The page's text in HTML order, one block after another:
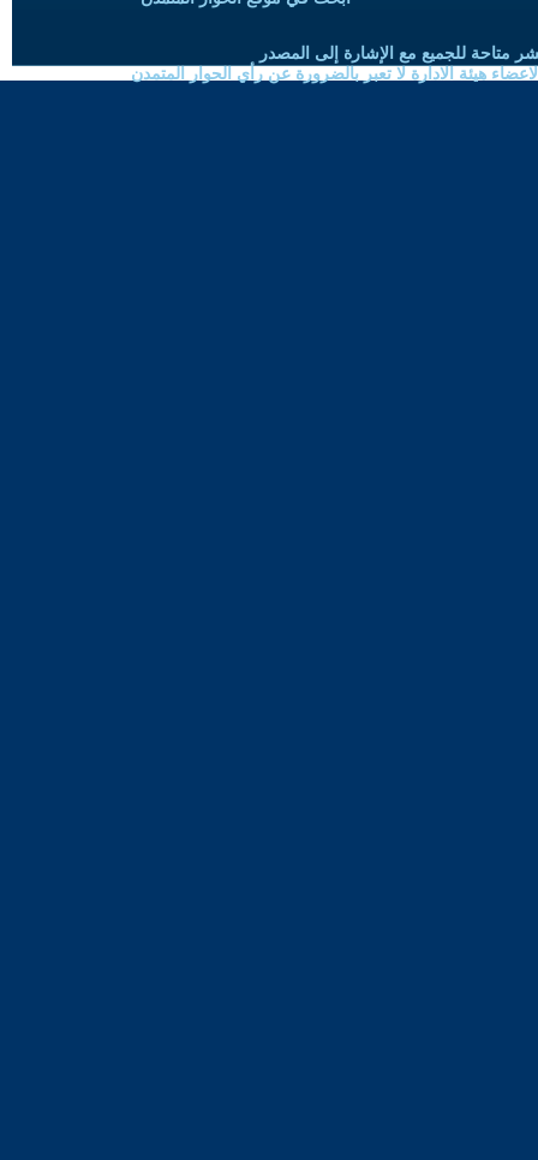
متاحة للجميع مع الإشارة إلى المصدر
هيئة الادارة لا تعبر بالضرورة عن رأي الحوار المتمدن